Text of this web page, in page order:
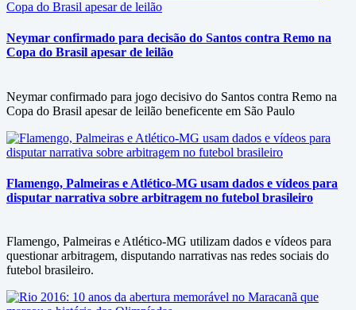
Neymar confirmado para decisão do Santos contra Remo na
Copa do Brasil apesar de leilão
Neymar confirmado para jogo decisivo do Santos contra Remo na
Copa do Brasil apesar de leilão beneficente em São Paulo
Flamengo, Palmeiras e Atlético-MG usam dados e vídeos para
disputar narrativa sobre arbitragem no futebol brasileiro
Flamengo, Palmeiras e Atlético-MG utilizam dados e vídeos para
questionar arbitragem, disputando narrativas nas redes sociais do
futebol brasileiro.